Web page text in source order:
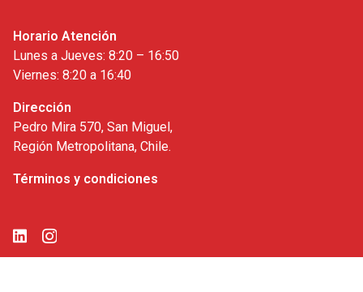
Horario Atención
Lunes a Jueves: 8:20 – 16:50
Viernes: 8:20 a 16:40
Dirección
Pedro Mira 570, San Miguel,
Región Metropolitana, Chile.
Términos y condiciones